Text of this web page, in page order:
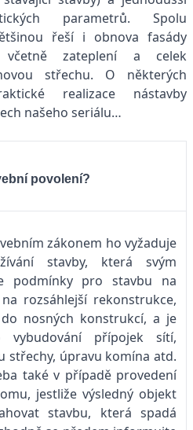
parametrů. Spolu
řeší i obnova fasády
zateplení a celek
střechu. O některých
realizace nástavby
našeho seriálu…
povolení?
zákonem ho vyžaduje
stavby, která svým
podmínky pro stavbu na
rozsáhlejší rekonstrukce,
nosných konstrukcí, a je
vybudování přípojek sítí,
střechy, úpravu komína atd.
také v případě provedení
jestliže výsledný objekt
stavbu, která spadá